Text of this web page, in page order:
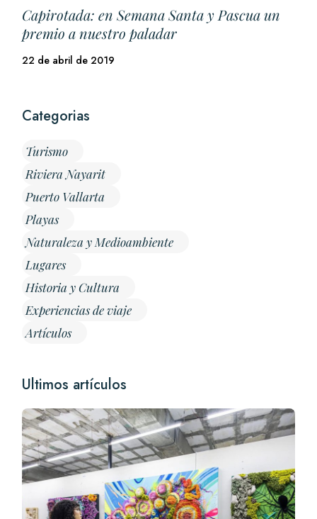
Capirotada: en Semana Santa y Pascua un
premio a nuestro paladar
22 de abril de 2019
Categorias
Turismo
Riviera Nayarit
Puerto Vallarta
Playas
Naturaleza y Medioambiente
Lugares
Historia y Cultura
Experiencias de viaje
Artículos
Ultimos artículos